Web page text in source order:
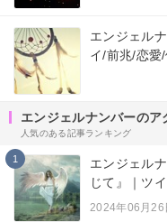
エンジェル
イ/前兆/恋愛
エンジェルナンバーのア
人気のある記事ランキング
1
エンジェル
じて』｜ツ
2024年06月26